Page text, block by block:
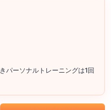
パーソナルトレーニングは1回